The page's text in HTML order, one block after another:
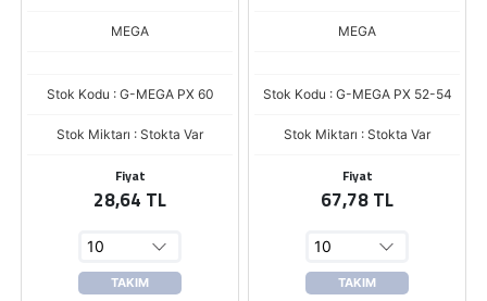
MEGA
Stok Kodu : G-MEGA PX 60
Stok Miktarı : Stokta Var
Fiyat
28,64 TL
TAKIM
MEGA
Stok Kodu : G-MEGA PX 52-54
Stok Miktarı : Stokta Var
Fiyat
67,78 TL
TAKIM